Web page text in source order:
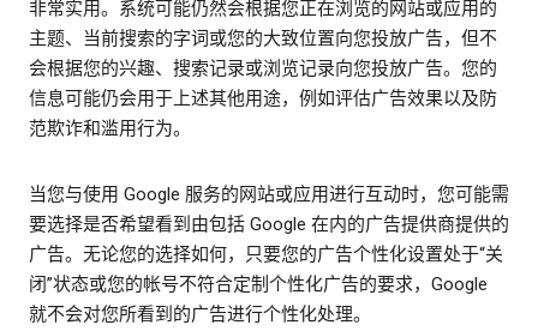
非常实用。系统可能仍然会根据您正在浏览的网站或应用的
主题、当前搜索的字词或您的大致位置向您投放广告，但不
会根据您的兴趣、搜索记录或浏览记录向您投放广告。您的
信息可能仍会用于上述其他用途，例如评估广告效果以及防
范欺诈和滥用行为。
当您与使用 Google 服务的网站或应用进行互动时，您可能需
要选择是否希望看到由包括 Google 在内的广告提供商提供的
广告。无论您的选择如何，只要您的广告个性化设置处于“关
闭”状态或您的帐号不符合定制个性化广告的要求，Google
就不会对您所看到的广告进行个性化处理。